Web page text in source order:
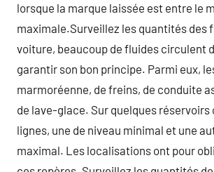
lorsque la marque laissée est entre le
maximale.Surveillez les quantités des
voiture, beaucoup de fluides circulent
garantir son bon principe. Parmi eux,
marmoréenne, de freins, de conduite
de lave-glace. Sur quelques réservoirs
lignes, une de niveau minimal et une
maximal. Les localisations ont pour